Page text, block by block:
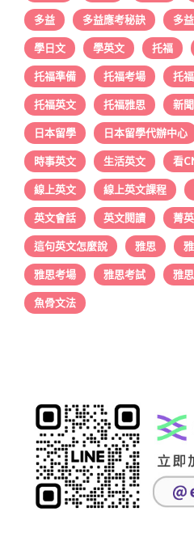
多益 多益應考秘訣 多
學日文 學英文 托福
托福準備 托福考場 托
托福英文 托福雅思 新
日本留學 日本留學代辦中心
時事英文 生活英文 看
線上英文 線上英文課程
英文會話 英文閱讀 菁
這句英文怎麼說 雅思
雅思考場 雅思考試 雅
魚骨文法